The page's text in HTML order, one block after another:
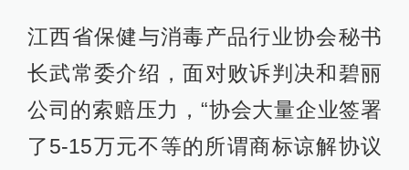
江西省保健与消毒产品行业协会秘书
长武常委介绍，面对败诉判决和碧丽
公司的索赔压力，“协会大量企业签署
了5-15万元不等的所谓商标谅解协议